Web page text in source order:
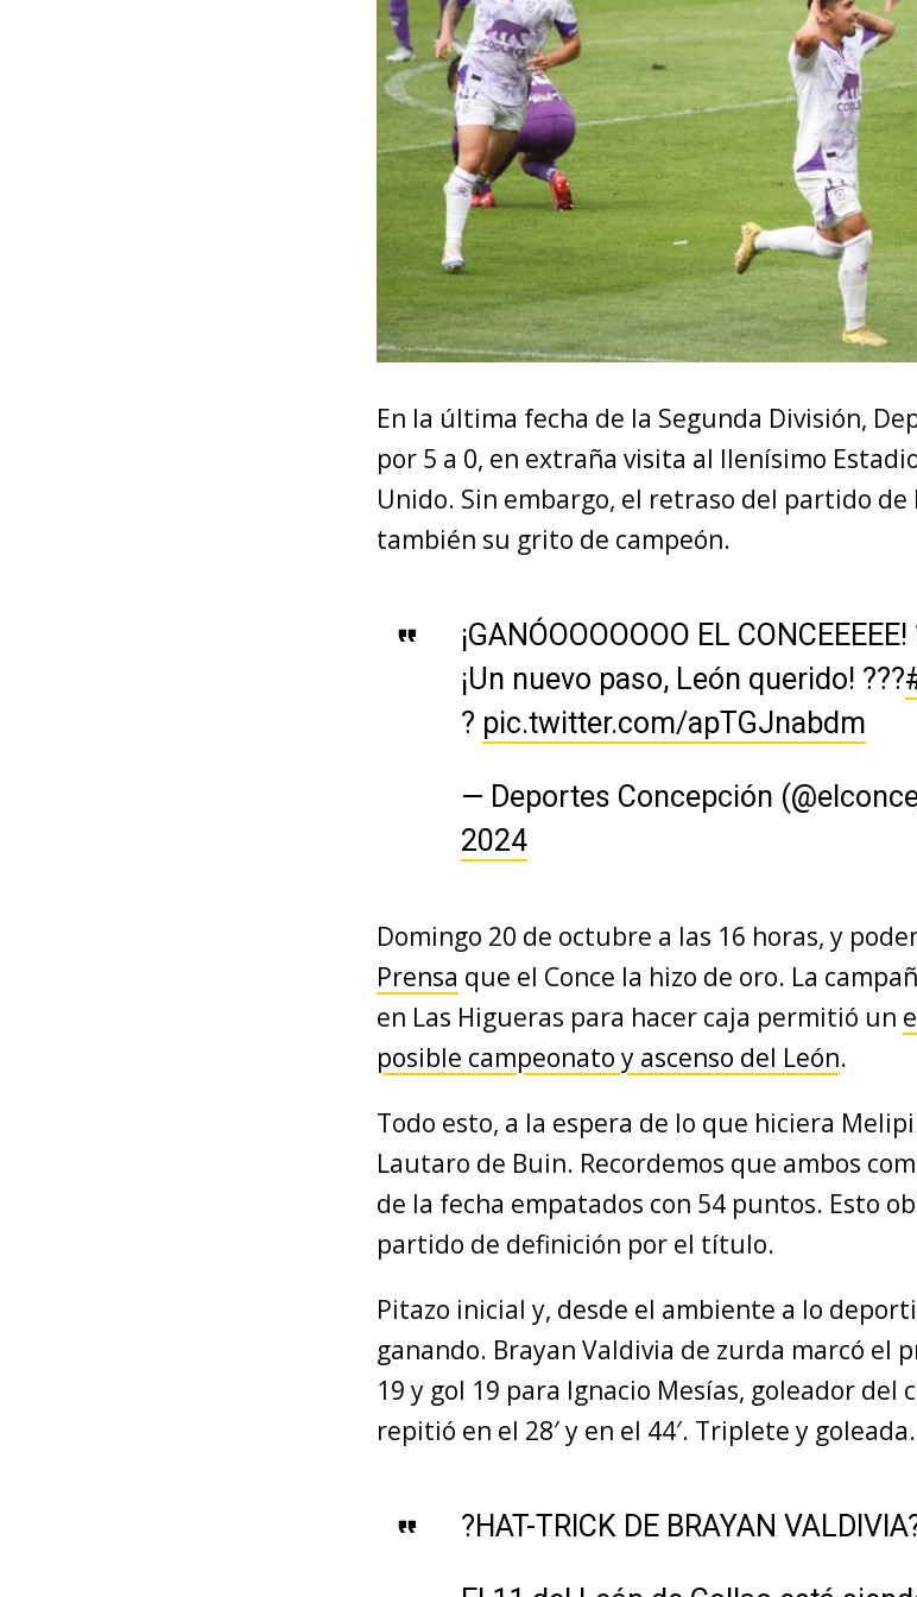
En la última fecha de la Segunda División,
por 5 a 0, en extraña visita al llenísimo
Unido. Sin embargo, el retraso del partido
también su grito de campeón.
¡GANÓOOOOOOO EL CONCEEEEE!
¡Un nuevo paso, León querido! ???
? pic.twitter.com/apTGJnabdm
— Deportes Concepción
2024
Domingo 20 de octubre a las 16 horas, y
Prensa que el Conce la hizo de oro. La
en Las Higueras para hacer caja permitió un
posible campeonato y ascenso del León.
Todo esto, a la espera de lo que hiciera
Lautaro de Buin. Recordemos que ambos
de la fecha empatados con 54 puntos. Esto
partido de definición por el título.
Pitazo inicial y, desde el ambiente a lo
ganando. Brayan Valdivia de zurda marcó el
19 y gol 19 para Ignacio Mesías, goleador del
repitió en el 28′ y en el 44′. Triplete y goleada.
?HAT-TRICK DE BRAYAN